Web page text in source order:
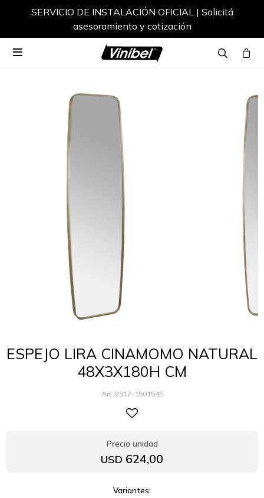
SERVICIO DE INSTALACIÓN OFICIAL | Solicitá
asesoramiento y cotización

ESPEJO LIRA CINAMOMO NATURAL
48X3X180H CM
2317-1501545
USD 624,00
Variantes: